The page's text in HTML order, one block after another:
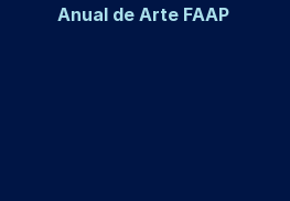
Anual de Arte FAAP